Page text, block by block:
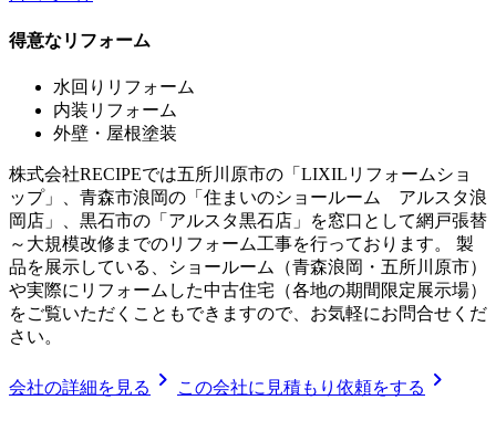
得意なリフォーム
水回りリフォーム
内装リフォーム
外壁・屋根塗装
株式会社RECIPEでは五所川原市の「LIXILリフォームショ
ップ」、青森市浪岡の「住まいのショールーム アルスタ浪
岡店」、黒石市の「アルスタ黒石店」を窓口として網戸張替
～大規模改修までのリフォーム工事を行っております。 製
品を展示している、ショールーム（青森浪岡・五所川原市）
や実際にリフォームした中古住宅（各地の期間限定展示場）
をご覧いただくこともできますので、お気軽にお問合せくだ
さい。
会社の詳細を見る chevron_right この会社に見積もり依頼をする chevron_right